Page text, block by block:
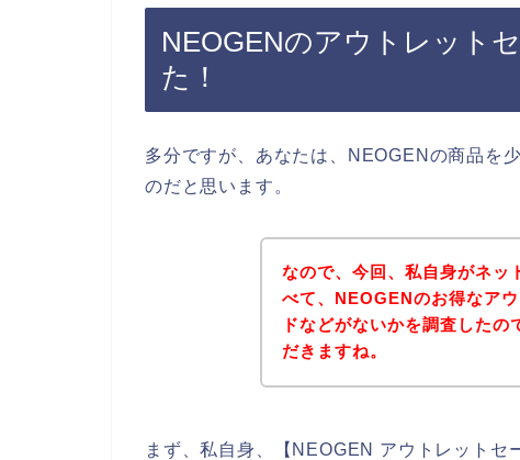
NEOGENのアウトレット
た！
多分ですが、あなたは、NEOGENの商品を
のだと思います。
なので、今回、私自身がネッ
べて、NEOGENのお得なア
ドなどがないかを調査した
だきますね。
まず、私自身、【NEOGEN アウトレットセ